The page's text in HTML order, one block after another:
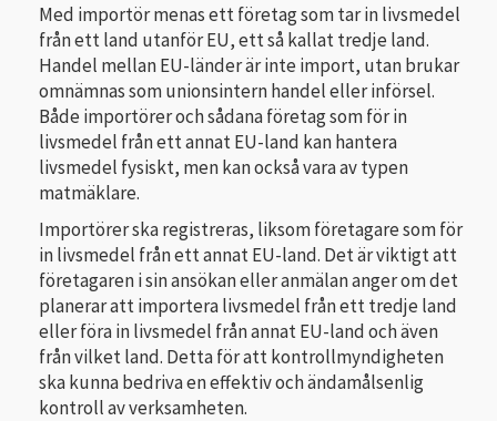
Med importör menas ett företag som tar in livsmedel
från ett land utanför EU, ett så kallat tredje land.
Handel mellan EU-länder är inte import, utan brukar
omnämnas som unionsintern handel eller införsel.
Både importörer och sådana företag som för in
livsmedel från ett annat EU-land kan hantera
livsmedel fysiskt, men kan också vara av typen
matmäklare.
Importörer ska registreras, liksom företagare som för
in livsmedel från ett annat EU-land. Det är viktigt att
företagaren i sin ansökan eller anmälan anger om det
planerar att importera livsmedel från ett tredje land
eller föra in livsmedel från annat EU-land och även
från vilket land. Detta för att kontrollmyndigheten
ska kunna bedriva en effektiv och ändamålsenlig
kontroll av verksamheten.